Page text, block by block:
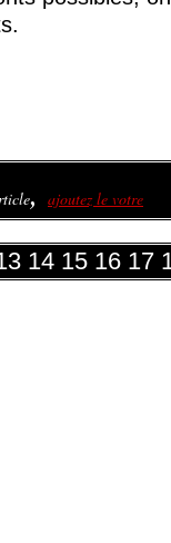
, ajoutez le votre
14 15 16 17